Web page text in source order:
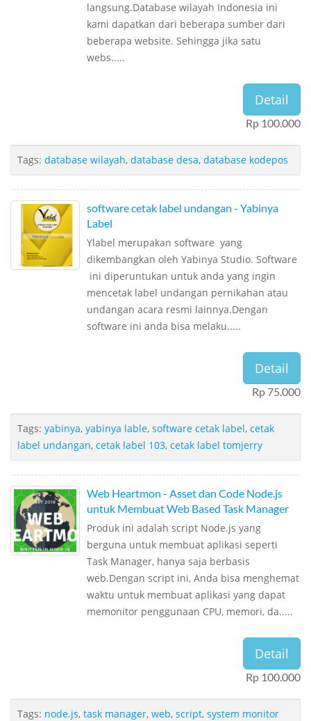
langsung.Database wilayah Indonesia ini
kami dapatkan dari beberapa sumber dari
beberapa website. Sehingga jika satu
webs.....
Detail
Rp 100.000
Tags: database wilayah, database desa, database kodepos
software cetak label undangan - Yabinya
Label
Ylabel merupakan software yang
dikembangkan oleh Yabinya Studio. Software
ini diperuntukan untuk anda yang ingin
mencetak label undangan pernikahan atau
undangan acara resmi lainnya.Dengan
software ini anda bisa melaku.....
Detail
Rp 75.000
Tags: yabinya, yabinya lable, software cetak label, cetak
label undangan, cetak label 103, cetak label tomjerry
Web Heartmon - Asset dan Code Node.js
untuk Membuat Web Based Task Manager
Produk ini adalah script Node.js yang
berguna untuk membuat aplikasi seperti
Task Manager, hanya saja berbasis
web.Dengan script ini, Anda bisa menghemat
waktu untuk membuat aplikasi yang dapat
memonitor penggunaan CPU, memori, da.....
Detail
Rp 100.000
Tags: node.js, task manager, web, script, system monitor